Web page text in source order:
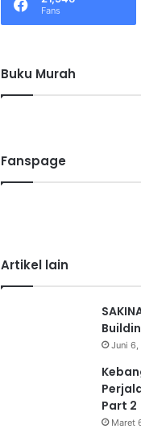
Fans
Buku Murah
Fanspage
Artikel lain
Juni
Part 2
Maret